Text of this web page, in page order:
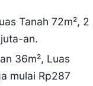
Tanah 72m², 2
an.
36m², Luas
mulai Rp287